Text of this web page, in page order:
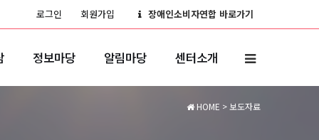
장애인소비자연합 바로가기
회원가입
로그인
정보마당 알림마당 센터소개
HOME > 보도자료